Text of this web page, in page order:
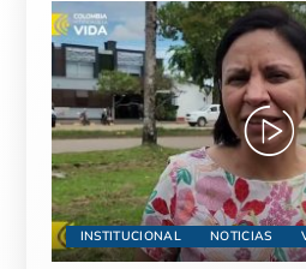
INSTITUCIONAL NOTICIAS